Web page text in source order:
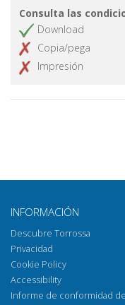
Consulta las
Download
Copia/pega
Impresión
INFORMACIÓN
Descubre Torrossa
Privacidad
Cookie Policy
Accessibility
Informe de conformidad